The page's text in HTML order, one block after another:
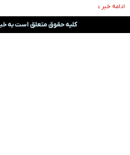
ادامه خبر »
کلیه حقوق متعلق است به